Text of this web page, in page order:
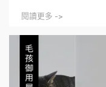
閱讀更多 ->